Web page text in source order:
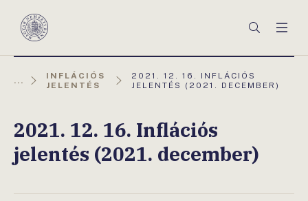
Magyar
Keresés
...
INFLÁCIÓS
JELENTÉS
AKTUÁLIS
OLDAL:
2021. 12. 16. INFLÁCIÓS
JELENTÉS (2021. DECEMBER)
2021. 12. 16. Inflációs
jelentés (2021. december)